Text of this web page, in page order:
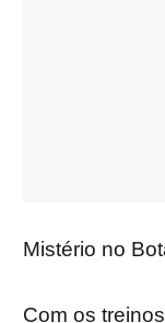
Mistério no
Com os